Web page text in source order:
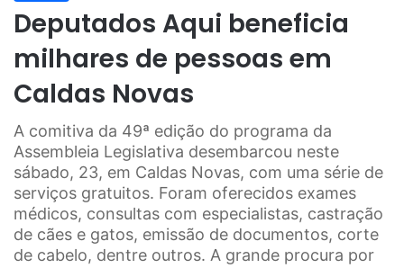
Deputados Aqui beneficia
milhares de pessoas em
Caldas Novas
A comitiva da 49ª edição do programa da
Assembleia Legislativa desembarcou neste
sábado, 23, em Caldas Novas, com uma série de
serviços gratuitos. Foram oferecidos exames
médicos, consultas com especialistas, castração
de cães e gatos, emissão de documentos, corte
de cabelo, dentre outros. A grande procura por